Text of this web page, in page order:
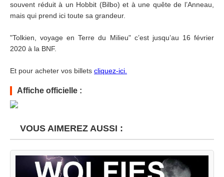
souvent réduit à un Hobbit (Bilbo) et à une quête de l’Anneau,
mais qui prend ici toute sa grandeur.
"Tolkien, voyage en Terre du Milieu" c’est jusqu’au 16 février
2020 à la BNF.
Et pour acheter vos billets cliquez-ici.
Affiche officielle :
VOUS AIMEREZ AUSSI :